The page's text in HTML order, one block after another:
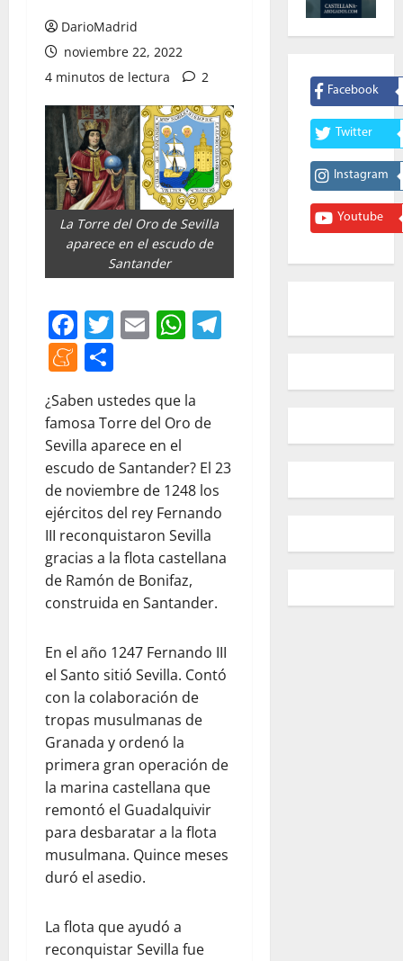
DarioMadrid
noviembre 22, 2022
4 minutos de lectura
2
La Torre del Oro de Sevilla
aparece en el escudo de
Santander
Facebook
Twitter
EmailWhatsApp
Meneame
¿Saben ustedes que la
famosa Torre del Oro de
Sevilla aparece en el
escudo de Santander? El 23
de noviembre de 1248 los
ejércitos del rey Fernando
III reconquistaron Sevilla
gracias a la flota castellana
de Ramón de Bonifaz,
construida en Santander.
En el año 1247 Fernando III
el Santo sitió Sevilla. Contó
con la colaboración de
tropas musulmanas de
Granada y ordenó la
primera gran operación de
la marina castellana que
remontó el Guadalquivir
para desbaratar a la flota
musulmana. Quince meses
duró el asedio.
La flota que ayudó a
reconquistar Sevilla fue
Facebook
Twitter
Instagram
Youtube